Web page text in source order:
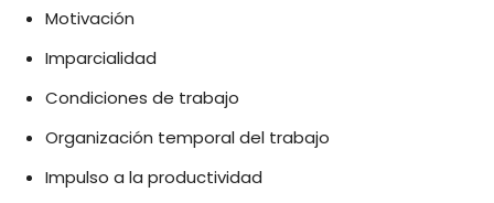
Motivación
Imparcialidad
Condiciones de trabajo
Organización temporal del trabajo
Impulso a la productividad